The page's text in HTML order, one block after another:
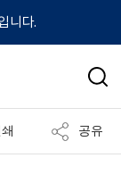
니다.
검
공유